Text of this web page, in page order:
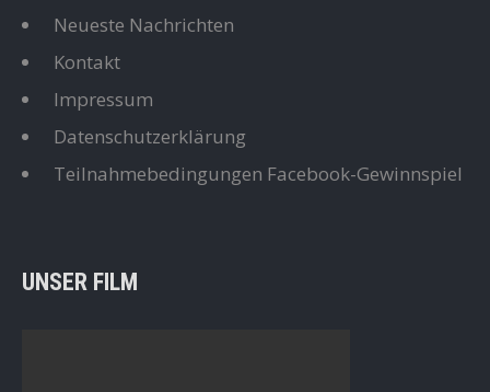
Neueste Nachrichten
Kontakt
Impressum
Datenschutzerklärung
Teilnahmebedingungen Facebook-Gewinnspiel
UNSER FILM